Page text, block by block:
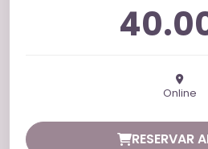
Online
RESERVAR